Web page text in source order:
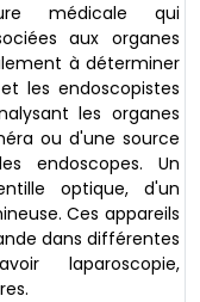
médicale qui
aux organes
à déterminer
les endoscopistes
les organes
ou d'une source
endoscopes. Un
optique, d'un
Ces appareils
dans différentes
laparoscopie,